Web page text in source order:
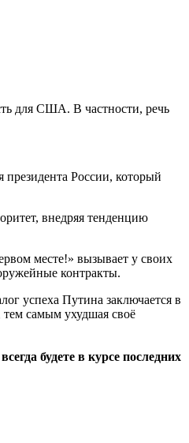
для США. В частности, речь
России, который
внедряя тенденцию
месте!» вызывает у своих
контракты.
успеха Путина заключается в
тем самым ухудшая своё
будете в курсе последних